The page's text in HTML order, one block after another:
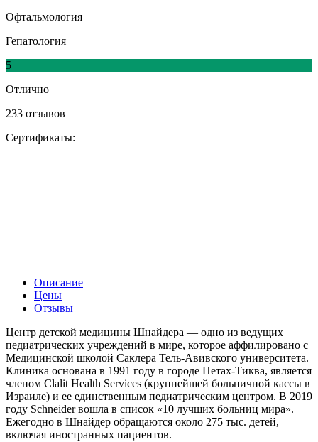
Офтальмология
Гепатология
5
Отлично
233 отзывов
Сертификаты:
Описание
Цены
Отзывы
Центр детской медицины Шнайдера — одно из ведущих
педиатрических учреждений в мире, которое аффилировано с
Медицинской школой Саклера Тель-Авивского университета.
Клиника основана в 1991 году в городе Петах-Тиква, является
членом Clalit Health Services (крупнейшей больничной кассы в
Израиле) и ее единственным педиатрическим центром. В 2019
году Schneider вошла в список «10 лучших больниц мира».
Ежегодно в Шнайдер обращаются около 275 тыс. детей,
включая иностранных пациентов.